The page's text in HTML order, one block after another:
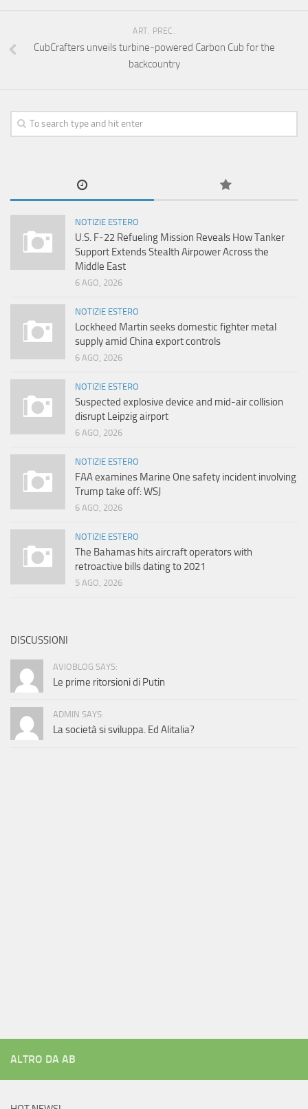
ART. PREC.
CubCrafters unveils turbine-powered Carbon Cub for the
backcountry
NOTIZIE ESTERO
U.S. F-22 Refueling Mission Reveals How Tanker
Support Extends Stealth Airpower Across the
Middle East
6 AGO, 2026
NOTIZIE ESTERO
Lockheed Martin seeks domestic fighter metal
supply amid China export controls
6 AGO, 2026
NOTIZIE ESTERO
Suspected explosive device and mid-air collision
disrupt Leipzig airport
6 AGO, 2026
NOTIZIE ESTERO
FAA examines Marine One safety incident involving
Trump take off: WSJ
6 AGO, 2026
NOTIZIE ESTERO
The Bahamas hits aircraft operators with
retroactive bills dating to 2021
5 AGO, 2026
DISCUSSIONI
AVIOBLOG SAYS:
Le prime ritorsioni di Putin
ADMIN SAYS:
La società si sviluppa. Ed Alitalia?
ALTRO DA AB